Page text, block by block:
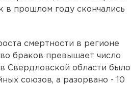
в прошлом году скончались
смертности в регионе
браков превышает число
Свердловской области было
союзов, а разорвано - 10